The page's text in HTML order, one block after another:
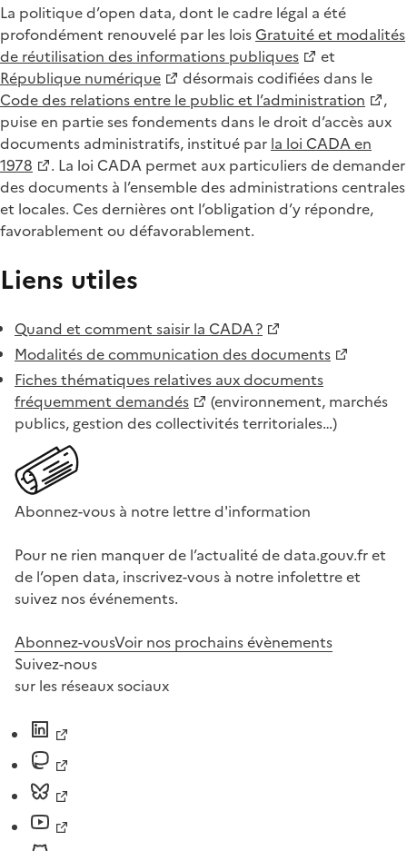
La politique d’open data, dont le cadre légal a été
profondément renouvelé par les loisGratuité et modalités
de réutilisation des informations publiques
et
République numérique
désormais codifiées dans le
Code des relations entre le public et l’administration
,
puise en partie ses fondements dans le droit d’accès aux
documents administratifs, institué par la loi CADA en
1978
. La loi CADA permet aux particuliers de demander
des documents à l’ensemble des administrations centrales
et locales. Ces dernières ont l’obligation d’y répondre,
favorablement ou défavorablement.
Liens utiles
Quand et comment saisir la CADA ?
Modalités de communication des documents
Fiches thématiques relatives aux documents
fréquemment demandés
(environnement, marchés
publics, gestion des collectivités territoriales…)
Abonnez-vous à notre lettre d'information
Pour ne rien manquer de l’actualité de data.gouv.fr et
de l’open data, inscrivez-vous à notre infolettre et
suivez nos événements.
Abonnez-vousVoir nos prochains évènements
Suivez-nous
sur les réseaux sociaux